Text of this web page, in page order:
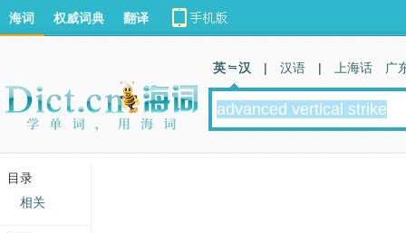
海词 权威词典 翻译
英 汉 | 汉语 | 上海话 广
目录
相关